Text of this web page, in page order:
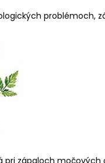
pri zápaloch